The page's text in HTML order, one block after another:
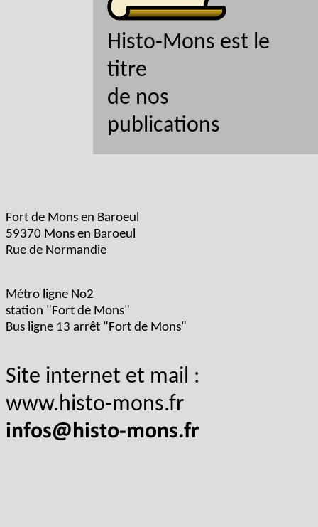
Histo-Mons est le
titre
de nos
publications
Fort de Mons en Baroeul
59370 Mons en Baroeul
Rue de Normandie
Métro ligne No2
station "Fort de Mons"
Bus ligne 13 arrêt "Fort de Mons"
Site internet et mail :
www.histo-mons.fr